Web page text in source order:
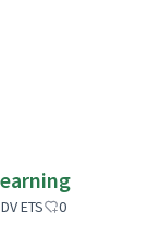
ETS 0